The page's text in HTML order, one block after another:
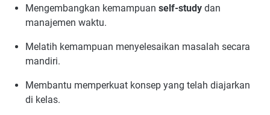
Mengembangkan kemampuan self-study dan
manajemen waktu.
Melatih kemampuan menyelesaikan masalah secara
mandiri.
Membantu memperkuat konsep yang telah diajarkan
di kelas.